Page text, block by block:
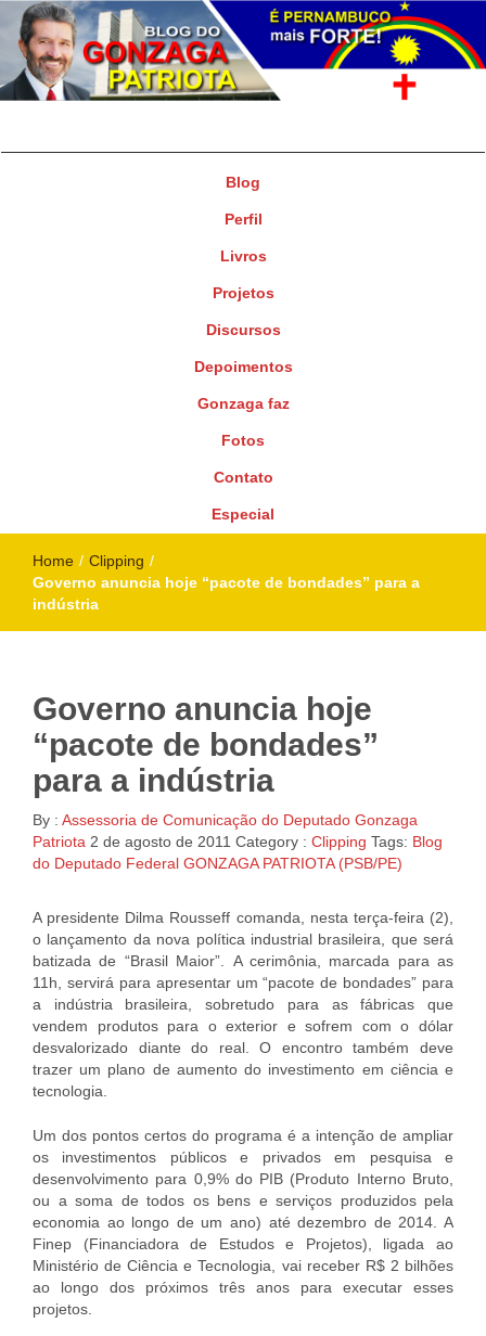
Blog
Perfil
Livros
Projetos
Discursos
Depoimentos
Gonzaga faz
Fotos
Contato
Especial
Home / Clipping /
Governo anuncia hoje “pacote de bondades” para a
indústria
Governo anuncia hoje
“pacote de bondades”
para a indústria
By : Assessoria de Comunicação do Deputado Gonzaga
Patriota 2 de agosto de 2011 Category : Clipping Tags: Blog
do Deputado Federal GONZAGA PATRIOTA (PSB/PE)
A presidente Dilma Rousseff comanda, nesta terça-feira (2),
o lançamento da nova política industrial brasileira, que será
batizada de “Brasil Maior”. A cerimônia, marcada para as
11h, servirá para apresentar um “pacote de bondades” para
a indústria brasileira, sobretudo para as fábricas que
vendem produtos para o exterior e sofrem com o dólar
desvalorizado diante do real. O encontro também deve
trazer um plano de aumento do investimento em ciência e
tecnologia.
Um dos pontos certos do programa é a intenção de ampliar
os investimentos públicos e privados em pesquisa e
desenvolvimento para 0,9% do PIB (Produto Interno Bruto,
ou a soma de todos os bens e serviços produzidos pela
economia ao longo de um ano) até dezembro de 2014. A
Finep (Financiadora de Estudos e Projetos), ligada ao
Ministério de Ciência e Tecnologia, vai receber R$ 2 bilhões
ao longo dos próximos três anos para executar esses
projetos.